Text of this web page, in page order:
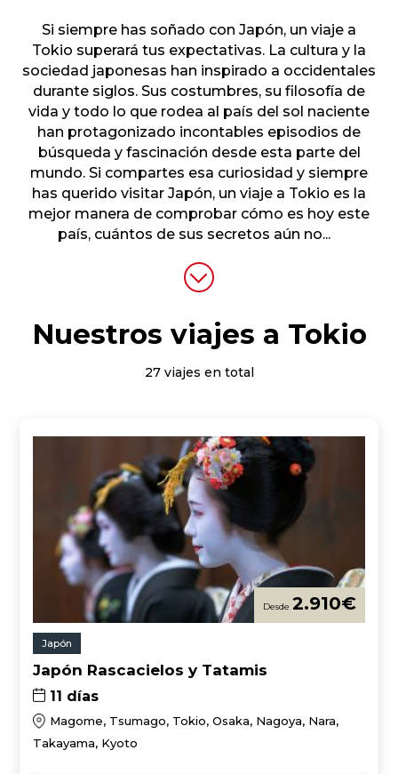
Si siempre has soñado con Japón, un viaje a
Tokio superará tus expectativas. La cultura y la
sociedad japonesas han inspirado a occidentales
durante siglos. Sus costumbres, su filosofía de
vida y todo lo que rodea al país del sol naciente
han protagonizado incontables episodios de
búsqueda y fascinación desde esta parte del
mundo. Si compartes esa curiosidad y siempre
has querido visitar Japón, un viaje a Tokio es la
mejor manera de comprobar cómo es hoy este
país, cuántos de sus secretos aún no...
Nuestros viajes a Tokio
27 viajes en total
2.910€
Japón
Japón Rascacielos y Tatamis
11 días
Magome, Tsumago, Tokio, Osaka, Nagoya, Nara,
Takayama, Kyoto